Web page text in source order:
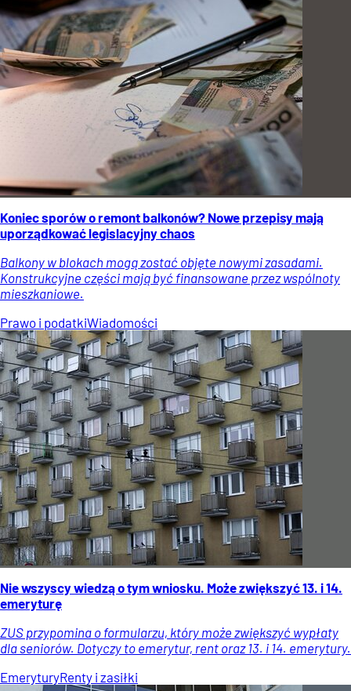
Koniec sporów o remont balkonów? Nowe przepisy mają
uporządkować legislacyjny chaos
Balkony w blokach mogą zostać objęte nowymi zasadami.
Konstrukcyjne części mają być finansowane przez wspólnoty
mieszkaniowe.
Prawo i podatkiWiadomości
Nie wszyscy wiedzą o tym wniosku. Może zwiększyć 13. i 14.
emeryturę
ZUS przypomina o formularzu, który może zwiększyć wypłaty
dla seniorów. Dotyczy to emerytur, rent oraz 13. i 14. emerytury.
EmeryturyRenty i zasiłki